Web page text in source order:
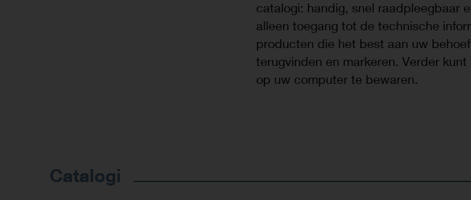
catalogi: handig, snel raadpleegbaar
alleen toegang tot de technische
producten die het best aan uw
terugvinden en markeren. Verder
op uw computer te bewaren.
Catalogi